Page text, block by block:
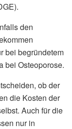
den
bei begründetem
bei Osteoporose.
ob der
die Kosten der
Auch für die
nur in